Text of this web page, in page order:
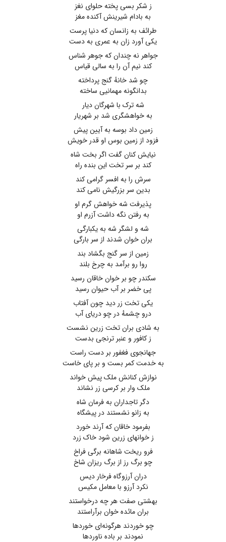
ز شکر بسی پخته حلوای نغز
به بادام شیرینش آکنده مغز
طرائف به زانسان که دنیا پرست
یکی آورد زان به عمری به دست
جواهر نه چندان که جوهر شناس
کند نیم آن را به سالی قیاس
چو شد خانهٔ گنج پرداخته
بدانگونه مهمانیی ساخته
شه ترک با شهرگان دیار
به خواهشگری شد بر شهریار
زمین داد بوسه به آیین پیش
فزود از زمین بوس او قدر خویش
نیایش کنان گفت اگر بخت شاه
کند بر سر تخت این بنده راه
سرش را به افسر گرامی کند
بدین سر بزرگیش نامی کند
پذیرفت شه خواهش گرم او
به رفتن نگه داشت آزرم او
شه و لشگر شه به یکبارگی
بران خوان شدند از سر بارگی
زمین از سر گنج بگشاد بند
روا رو برآمد به چرخ بلند
سکندر چو بر خوان خاقان رسید
پی خضر بر آب حیوان رسید
یکی تخت زر دید چون آفتاب
درو چشمهٔ در چو دریای آب
به شادی بران تخت زرین نشست
ز کافور و عنبر ترنجی بدست
جهانجوی فغفور بر دست راست
به خدمت کمر بست و بر پای خاست
نوازش کنانش ملک پیش خواند
ملک وار بر کرسی زر نشاند
دگر تاجداران به فرمان شاه
به زانو نشستند در پیشگاه
بفرمود خاقان که آرند خورد
ز خوانهای زرین شود خاک زرد
فرو ریخت شاهانه برگی فراخ
چو برگ رز از برگ ریزان شاخ
دران آرزوگاه فرخار دیس
نکرد آرزو با معامل مکیس
بهشتی صفت هر چه درخواستند
بران مائده خوان برآراستند
چو خوردند هرگونه‌ای خوردها
نمودند بر باده ناوردها